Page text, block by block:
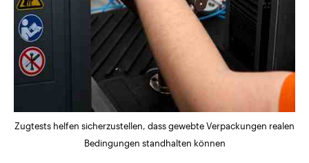
Zugtests helfen sicherzustellen, dass gewebte Verpackungen realen
Bedingungen standhalten können